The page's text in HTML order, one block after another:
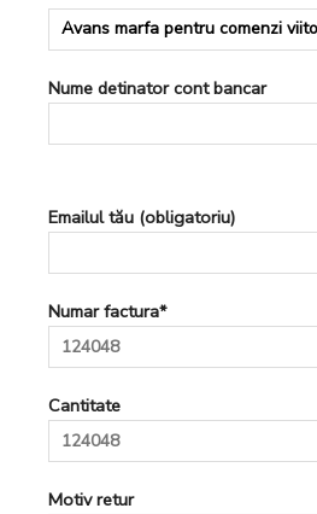
Nume detinator cont bancar
Emailul tău (obligatoriu)
Numar factura*
Cantitate
Motiv retur